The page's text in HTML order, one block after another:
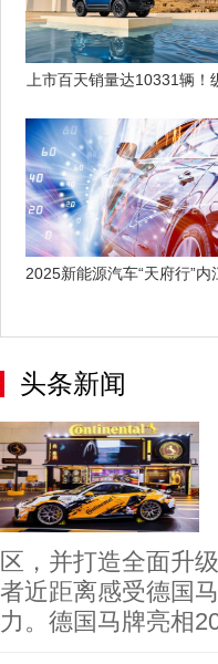
上市百天销量达10331辆！
2025新能源汽车“天府行”内
头条新闻
区，并打造全面升
者近距离感受德国
力。德国马牌亮